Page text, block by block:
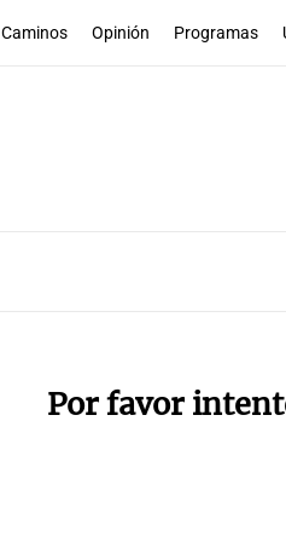
Caminos Opinión Programas
Por favor